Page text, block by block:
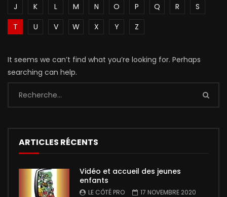
J
K L M N O P Q R
S
T
U V W X Y Z
It seems we can’t find what you’re looking for. Perhaps
searching can help.
ARTICLES RÉCENTS
Vidéo et accueil des jeunes
enfants
LE CÔTÉ PRO 17 NOVEMBRE 2020